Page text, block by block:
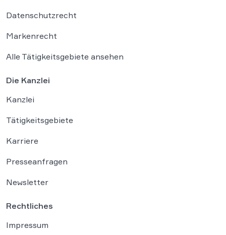
Datenschutzrecht
Markenrecht
Alle Tätigkeitsgebiete ansehen
Die Kanzlei
Kanzlei
Tätigkeitsgebiete
Karriere
Presseanfragen
Newsletter
Rechtliches
Impressum